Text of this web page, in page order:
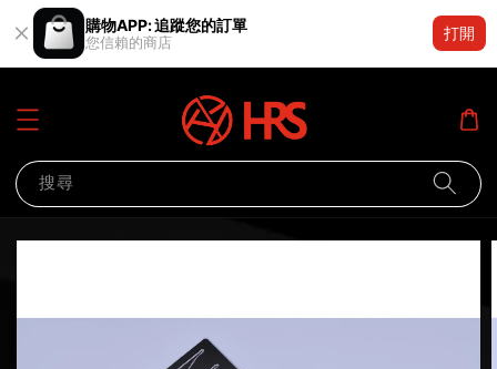
購物APP: 追蹤您的訂單
您信賴的商店
打開
搜尋